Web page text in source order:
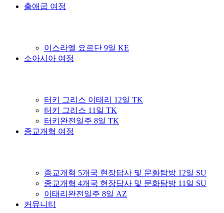
출애굽 여정
이스라엘 요르단 9일 KE
소아시아 여정
터키 그리스 이태리 12일 TK
터키 그리스 11일 TK
터키완전일주 8일 TK
종교개혁 여정
종교개혁 5개국 현장답사 및 문화탐방 12일 SU
종교개혁 4개국 현장답사 및 문화탐방 11일 SU
이태리완전일주 8일 AZ
커뮤니티